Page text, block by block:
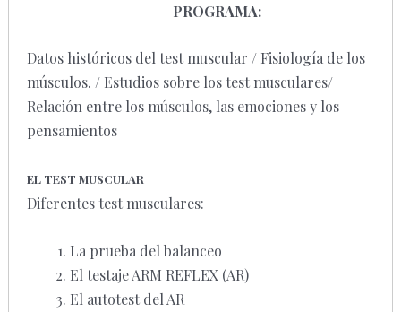
PROGRAMA:
Datos históricos del test muscular / Fisiología de los
músculos. / Estudios sobre los test musculares/
Relación entre los músculos, las emociones y los
pensamientos
EL TEST MUSCULAR
Diferentes test musculares:
La prueba del balanceo
El testaje ARM REFLEX (AR)
El autotest del AR